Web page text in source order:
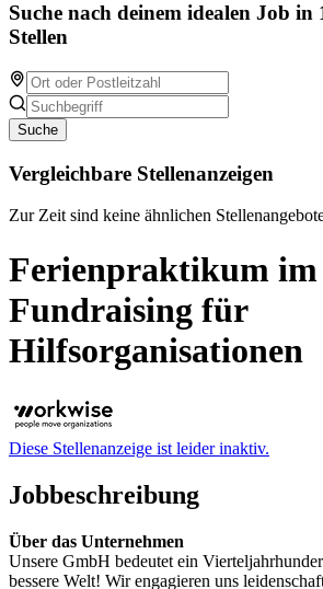
Suche nach deinem idealen Job in
Stellen
Suche
Vergleichbare Stellenanzeigen
Zur Zeit sind keine ähnlichen
Ferienpraktikum im
Fundraising für
Hilfsorganisationen
Diese Stellenanzeige ist leider inaktiv.
Jobbeschreibung
Über das Unternehmen
Unsere GmbH bedeutet ein
bessere Welt! Wir engagieren uns